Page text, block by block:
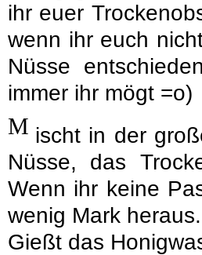
ihr euer
wenn ihr euch
Nüsse
immer ihr mögt =o)
M ischt in der
Nüsse, das
Wenn ihr keine
wenig Mark
Gießt das